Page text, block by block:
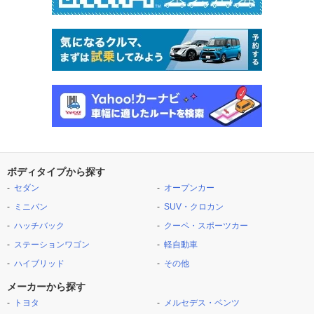
ボディタイプから探す
セダン
ミニバン
ハッチバック
ステーションワゴン
ハイブリッド
オープンカー
SUV・クロカン
クーペ・スポーツカー
軽自動車
その他
メーカーから探す
トヨタ メルセデス・ベンツ